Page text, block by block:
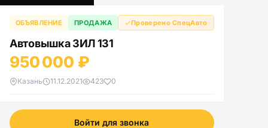
ОБЪЯВЛЕНИЕ ПРОДАЖА Проверено СпецАвто
Автовышка ЗИЛ 131
950 000 ₽
Казань 11.12.2021 423 0
Войти для звонка